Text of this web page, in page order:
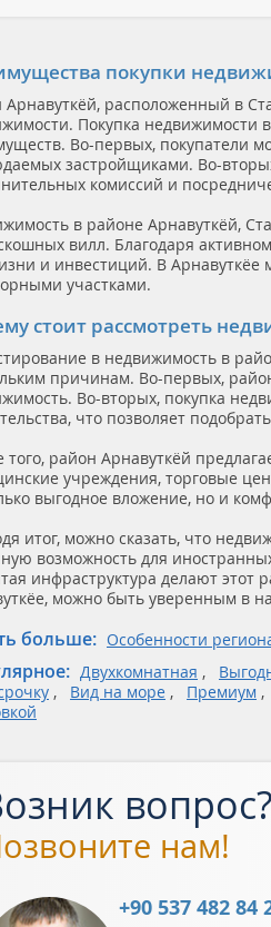
покупки
Арнавуткёй, расположенный в
Покупка недвижимости
Во-первых, покупатели
застройщиками. Во-
комиссий и
в районе Арнавуткёй,
вилл. Благодаря
и инвестиций. В Арнавуткёе
участками.
стоит рассмотреть
в недвижимость в
причинам. Во-первых,
Во-вторых, покупка
что позволяет
того, район Арнавуткёй
учреждения, торговые
выгодное вложение, но и
итог, можно сказать, что
возможность для
инфраструктура делают
можно быть уверенным в
больше Особенности
Двухкомнатная
Вид на море Премиум
вопрос?
нам!
+90 537 482 84